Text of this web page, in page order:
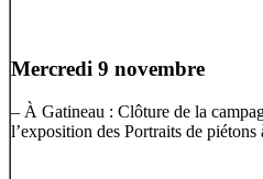
Mercredi 9 novembre
– À Gatineau : Clôture de la
l’exposition des Portraits de piétons